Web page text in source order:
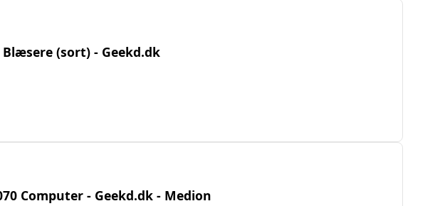
(sort) - Geekd.dk
Computer - Geekd.dk - Medion